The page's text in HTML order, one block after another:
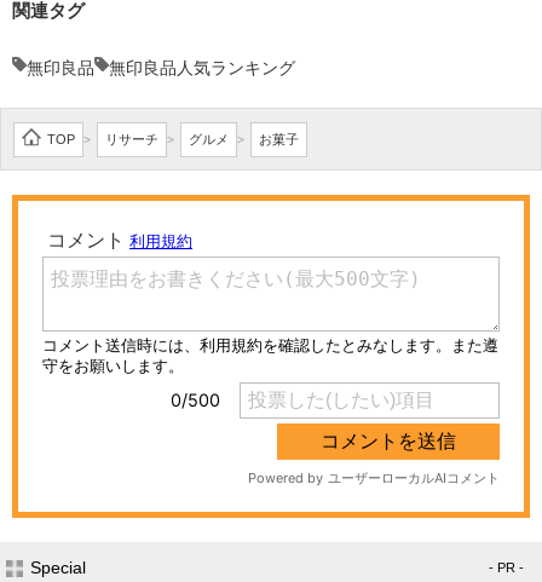
関連タグ
無印良品 無印良品人気ランキング
TOP > リサーチ > グルメ > お菓子
Special - PR -